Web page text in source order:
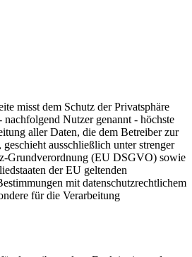
misst dem Schutz der Privatsphäre
nachfolgend Nutzer genannt - höchste
aller Daten, die dem Betreiber zur
ausschließlich unter strenger
Grundverordnung (EU DSGVO) sowie
der EU geltenden
mit datenschutzrechtlichem
für die Verarbeitung